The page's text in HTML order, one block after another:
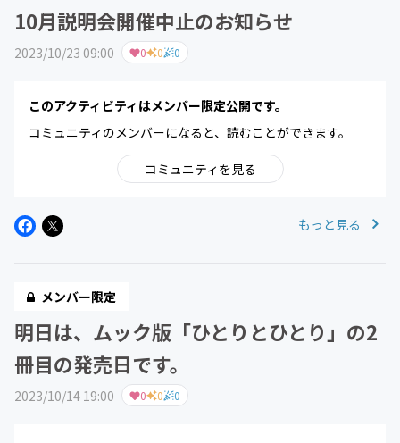
10月説明会開催中止のお知らせ
2023/10/23 09:00 0 0 0
このアクティビティはメンバー限定公開です。
コミュニティのメンバーになると、読むことができます。
コミュニティを見る
もっと見る
メンバー限定
明日は、ムック版「ひとりとひとり」の2
冊目の発売日です。
2023/10/14 19:00 0 0 0